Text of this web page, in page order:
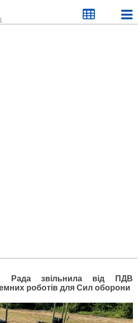
Рада звільнила від ПДВ
роботів для Сил оборони